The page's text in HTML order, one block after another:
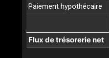
Paiement hypothécaire
Flux de trésorerie net